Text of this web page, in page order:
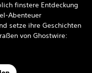
finstere Entdeckung
Abenteuer
setze ihre Geschichten
von Ghostwire: